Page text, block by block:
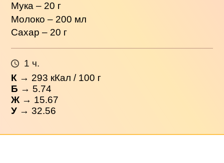
Мука – 20 г
Молоко – 200 мл
Сахар – 20 г
1 ч.
К → 293 кКал / 100 г
Б → 5.74
Ж → 15.67
У → 32.56